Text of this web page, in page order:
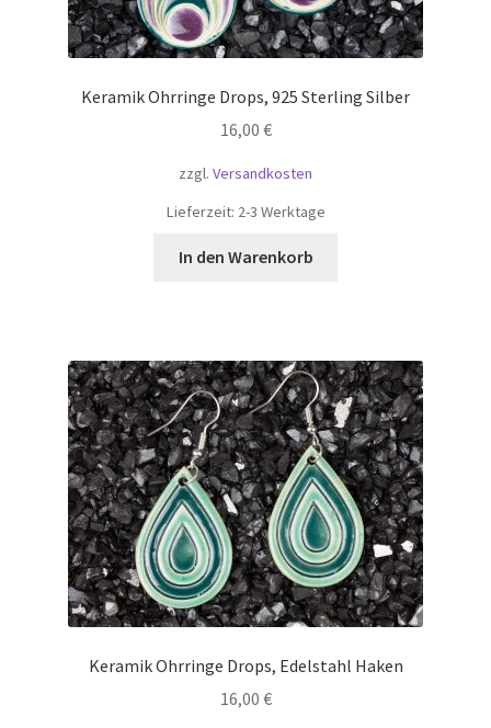
Keramik Ohrringe Drops, 925 Sterling Silber
16,00 €
zzgl. Versandkosten
Lieferzeit: 2-3 Werktage
In den Warenkorb
Keramik Ohrringe Drops, Edelstahl Haken
16,00 €